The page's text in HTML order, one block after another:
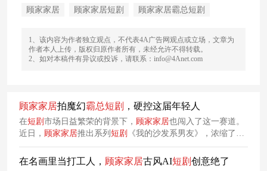
顾家家居 顾家家居短剧 顾家家居霸总短剧
1、该内容为作者独立观点，不代表4A广告网观点或立场，文章为
作者本人上传，版权归原作者所有，未经允许不得转载。
2、如对本稿件有异议或投诉，请联系：info@4Anet.com
顾家家居拍魔幻霸总短剧 ，硬控这届年轻人
在短剧 市场日益繁荣的背景下， 顾家家居也闯入了这一赛道。
近日， 顾家家居推出系列 短剧
《我的沙发系男友》，浓缩了逆
袭、甜宠、奇幻、职场、商战等热门元素，全6集已在账抖音
剧场账号@她的世界 更新完结。
在名画里当打工人， 顾家家居古风AI短剧创意绝了